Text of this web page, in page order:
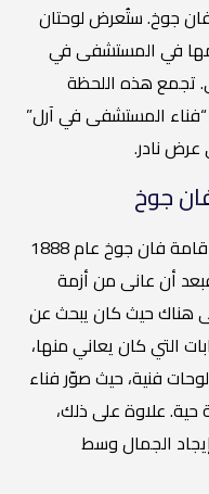
جوخ. ستُعرض لوحتان
في المستشفى في
تجمع هذه اللحظة
“فناء المستشفى في آرل”
نادر.
جوخ
يمكننا تتبع جذور هذه الأعمال خلال إقامة فان جوخ عام 1888
أن عانى من أزمة
هناك حيث كان يبحث عن
التي كان يعاني منها،
فنية، حيث صوّر فناء
علاوة على ذلك،
الجمال وسط